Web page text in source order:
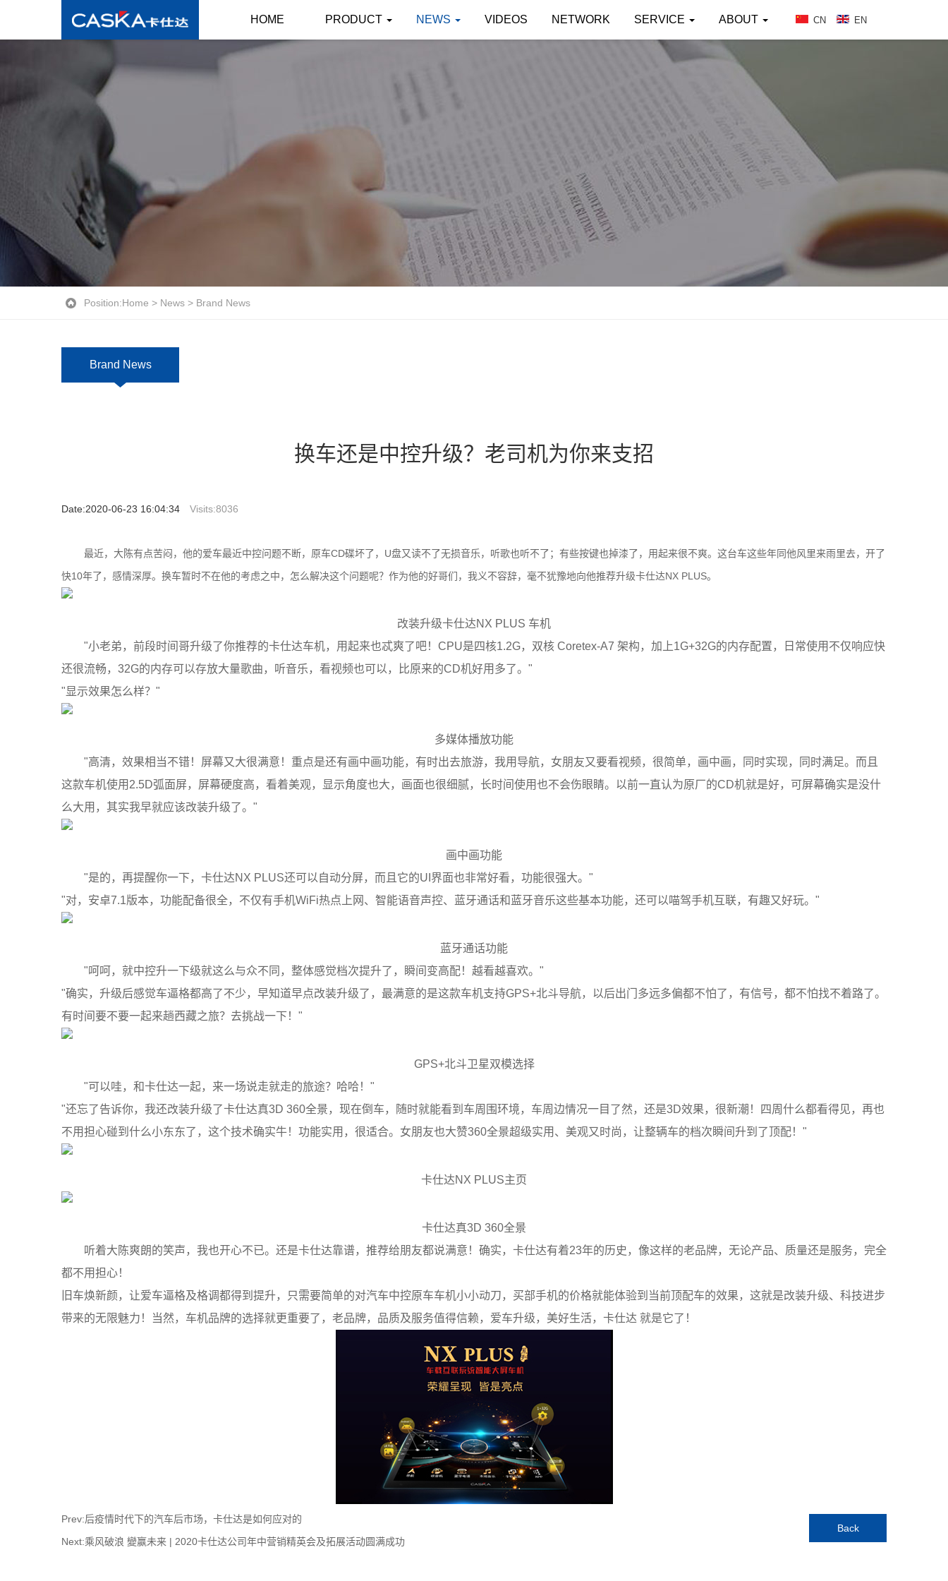
HOME PRODUCT NEWS VIDEOS NETWORK SERVICE ABOUT CN EN
Position:Home > News > Brand News
Brand News
换车还是中控升级？老司机为你来支招
Date:2020-06-23 16:04:34 Visits:8036
最近，大陈有点苦闷，他的爱车最近中控问题不断，原车CD碟坏了，U盘又读不了无损音乐，听歌也听不了；有些按键也掉漆了，用起来很不爽。这台车这些年同他风里来雨里去，开了
快10年了，感情深厚。换车暂时不在他的考虑之中，怎么解决这个问题呢？作为他的好哥们，我义不容辞，毫不犹豫地向他推荐升级卡仕达NX PLUS。
改装升级卡仕达NX PLUS 车机
"小老弟，前段时间哥升级了你推荐的卡仕达车机，用起来也忒爽了吧！CPU是四核1.2G，双核 Coretex-A7 架构，加上1G+32G的内存配置，日常使用不仅响应快
还很流畅，32G的内存可以存放大量歌曲，听音乐，看视频也可以，比原来的CD机好用多了。"
"显示效果怎么样？"
多媒体播放功能
"高清，效果相当不错！屏幕又大很满意！重点是还有画中画功能，有时出去旅游，我用导航，女朋友又要看视频，很简单，画中画，同时实现，同时满足。而且
这款车机使用2.5D弧面屏，屏幕硬度高，看着美观，显示角度也大，画面也很细腻，长时间使用也不会伤眼睛。以前一直认为原厂的CD机就是好，可屏幕确实是没什
么大用，其实我早就应该改装升级了。"
画中画功能
"是的，再提醒你一下，卡仕达NX PLUS还可以自动分屏，而且它的UI界面也非常好看，功能很强大。"
"对，安卓7.1版本，功能配备很全，不仅有手机WiFi热点上网、智能语音声控、蓝牙通话和蓝牙音乐这些基本功能，还可以喵驾手机互联，有趣又好玩。"
蓝牙通话功能
"呵呵，就中控升一下级就这么与众不同，整体感觉档次提升了，瞬间变高配！越看越喜欢。"
"确实，升级后感觉车逼格都高了不少，早知道早点改装升级了，最满意的是这款车机支持GPS+北斗导航，以后出门多远多偏都不怕了，有信号，都不怕找不着路了。
有时间要不要一起来趟西藏之旅？去挑战一下！"
GPS+北斗卫星双模选择
"可以哇，和卡仕达一起，来一场说走就走的旅途？哈哈！"
"还忘了告诉你，我还改装升级了卡仕达真3D 360全景，现在倒车，随时就能看到车周围环境，车周边情况一目了然，还是3D效果，很新潮！四周什么都看得见，再也
不用担心碰到什么小东东了，这个技术确实牛！功能实用，很适合。女朋友也大赞360全景超级实用、美观又时尚，让整辆车的档次瞬间升到了顶配！"
卡仕达NX PLUS主页
卡仕达真3D 360全景
听着大陈爽朗的笑声，我也开心不已。还是卡仕达靠谱，推荐给朋友都说满意！确实，卡仕达有着23年的历史，像这样的老品牌，无论产品、质量还是服务，完全
都不用担心！
旧车焕新颜，让爱车逼格及格调都得到提升，只需要简单的对汽车中控原车车机小小动刀，买部手机的价格就能体验到当前顶配车的效果，这就是改装升级、科技进步
带来的无限魅力！当然，车机品牌的选择就更重要了，老品牌，品质及服务值得信赖，爱车升级，美好生活，卡仕达 就是它了！
Prev:后疫情时代下的汽车后市场，卡仕达是如何应对的
Next:乘风破浪 變赢未来 | 2020卡仕达公司年中营销精英会及拓展活动圆满成功
Back